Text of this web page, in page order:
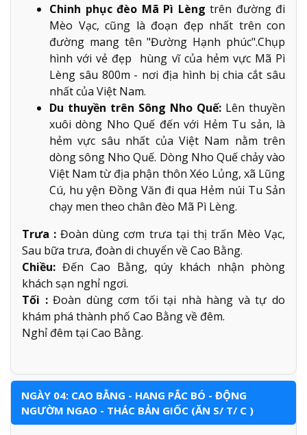
Chinh phục đèo Mã Pì Lèng trên đường đi
Mèo Vạc, cũng là đoạn đẹp nhất trên con
đường mang tên "Đường Hạnh phúc".Chụp
hình với vẻ đẹp hùng vĩ của hẻm vực Mã Pì
Lèng sâu 800m - nơi địa hình bị chia cắt sâu
nhất của Việt Nam.
Du thuyền trên Sông Nho Quế: Lên thuyền
xuôi dòng Nho Quế đến với Hẻm Tu sản, là
hẻm vực sâu nhất của Việt Nam nằm trên
dòng sông Nho Quế. Dòng Nho Quế chảy vào
Việt Nam từ địa phận thôn Xéo Lủng, xã Lũng
Cú, hu yện Đồng Văn đi qua Hẻm núi Tu Sản
chạy men theo chân đèo Mã Pì Lèng.
Trưa : Đoàn dùng cơm trưa tại thị trấn Mèo Vạc,
Sau bữa trưa, đoàn di chuyển về Cao Bằng.
Chiều: Đến Cao Bằng, qúy khách nhận phòng
khách sạn nghỉ ngơi.
Tối :Đoàn dùng cơm tối tại nhà hàng và tự do
khám phá thành phố Cao Bằng về đêm.
Nghỉ đêm tại Cao Bằng.
NGÀY 04: CAO BẰNG - HANG PẮC BÓ - ĐỘNG
NGƯỜM NGAO - THÁC BẢN GIỐC (ĂN S/ T/ C )